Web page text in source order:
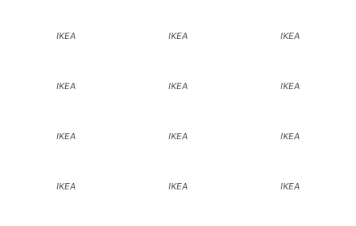
IKEA IKEA IKEA
IKEA IKEA IKEA
IKEA IKEA IKEA
IKEA IKEA IKEA